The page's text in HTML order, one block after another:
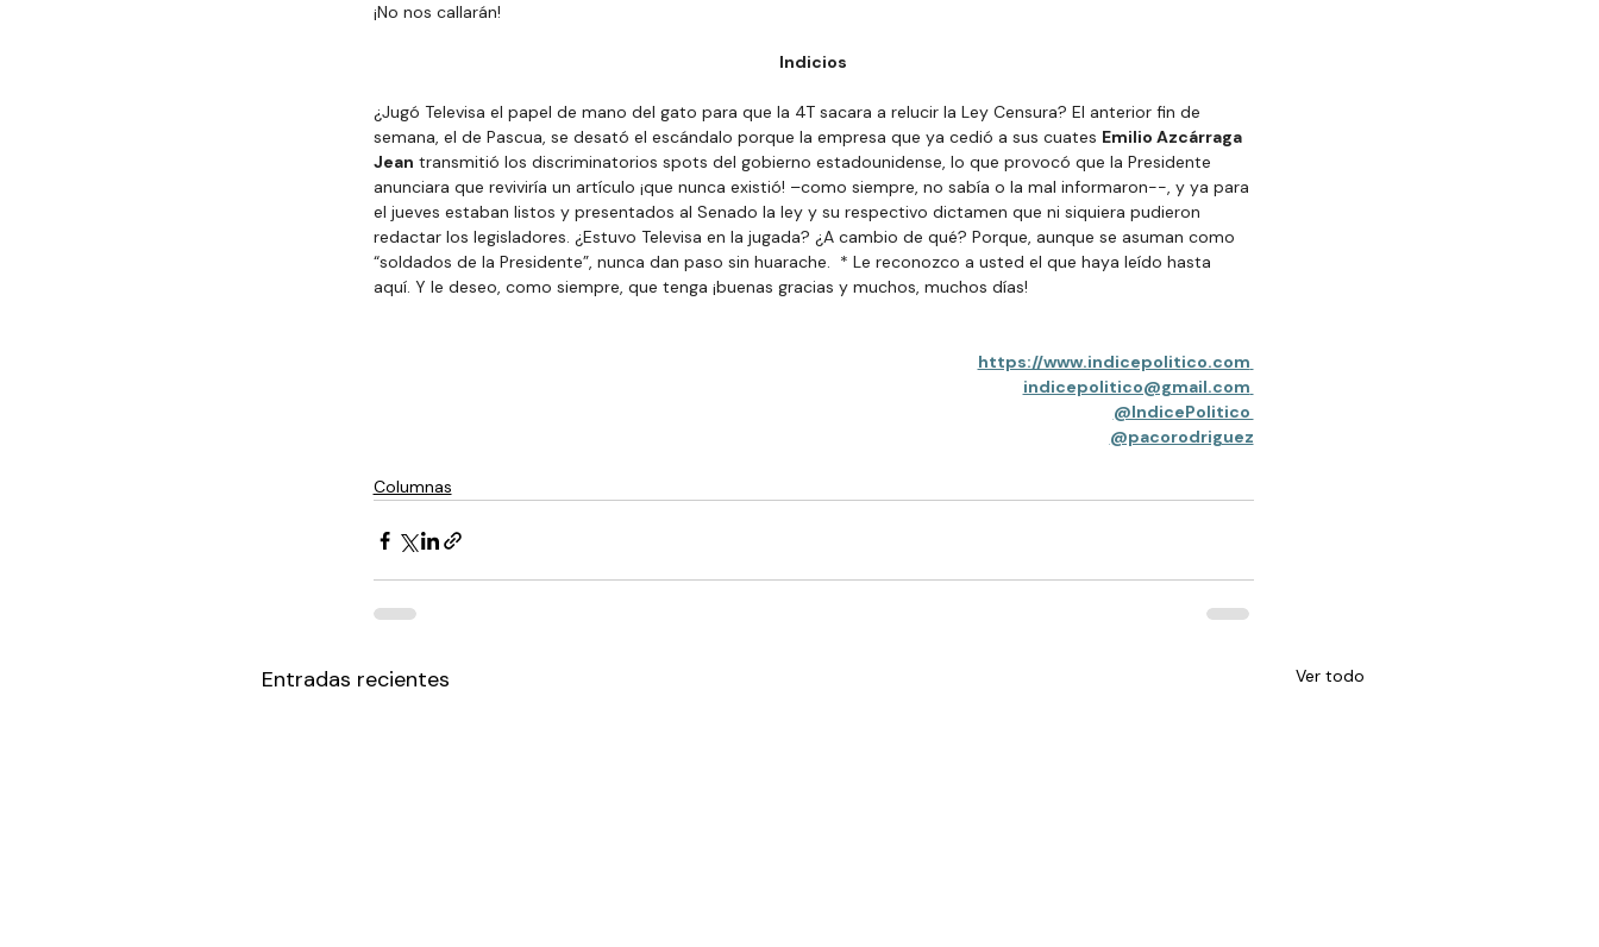
¡No nos callarán!
Indicios
¿Jugó Televisa el papel de mano del gato para que la 4T sacara a relucir la Ley Censura? El anterior fin de
semana, el de Pascua, se desató el escándalo porque la empresa que ya cedió a sus cuates Emilio Azcárraga
Jean transmitió los discriminatorios spots del gobierno estadounidense, lo que provocó que la Presidente
anunciara que reviviría un artículo ¡que nunca existió! –como siempre, no sabía o la mal informaron--, y ya para
el jueves estaban listos y presentados al Senado la ley y su respectivo dictamen que ni siquiera pudieron
redactar los legisladores. ¿Estuvo Televisa en la jugada? ¿A cambio de qué? Porque, aunque se asuman como
“soldados de la Presidente”, nunca dan paso sin huarache. * Le reconozco a usted el que haya leído hasta
aquí. Y le deseo, como siempre, que tenga ¡buenas gracias y muchos, muchos días!
https://www.indicepolitico.com
indicepolitico@gmail.com
@IndicePolitico
@pacorodriguez
Columnas
Entradas recientes Ver todo